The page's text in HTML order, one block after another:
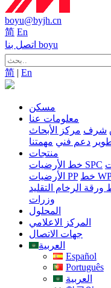
boyu@byjh.cn
简 En
اتصل بنا boyu
简 | En
مسكن
معلومات عنا
شرف مركز الأبحاث
دعم فني مهمتنا
منتجات
خط الأرضيات SPC
الأرضيات PP
وزرات
المحلول
المركز الاعلامي
جهات الاتصال
العربية
Español
Português
العربية